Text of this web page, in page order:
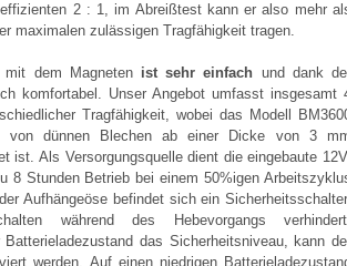
2 : 1, im Abreißtest kann er also mehr
maximalen zulässigen Tragfähigkeit tragen.
mit dem Magneten ist sehr einfach und dank
komfortabel. Unser Angebot umfasst insgesamt
Tragfähigkeit, wobei das Modell
von dünnen Blechen ab einer Dicke von 3
ist. Als Versorgungsquelle dient die eingebaute
8 Stunden Betrieb bei einem 50%igen
Aufhängeöse befindet sich ein
während des Hebevorgangs
Batterieladezustand das Sicherheitsniveau, kann
werden. Auf einen niedrigen